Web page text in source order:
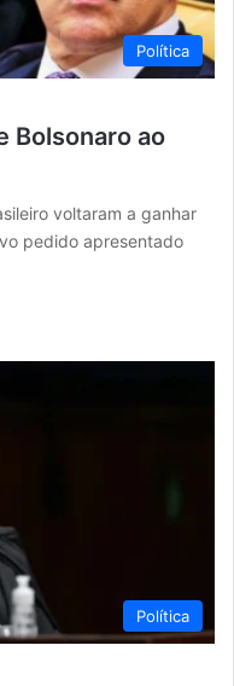
Política
Bolsonaro ao
voltaram a ganhar
pedido apresentado
Política